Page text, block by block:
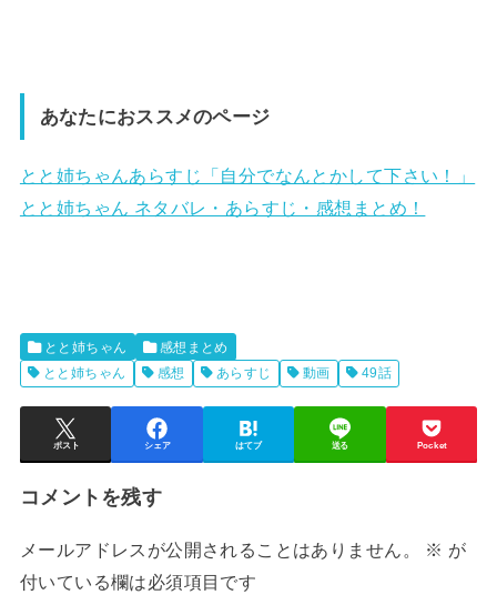
あなたにおススメのページ
とと姉ちゃんあらすじ「自分でなんとかして下さい！」
とと姉ちゃん ネタバレ・あらすじ・感想まとめ！
とと姉ちゃん
感想まとめ
とと姉ちゃん
感想 あらすじ 動画 49話
ポスト シェア はてブ 送る Pocket
コメントを残す
メールアドレスが公開されることはありません。 ※ が
付いている欄は必須項目です